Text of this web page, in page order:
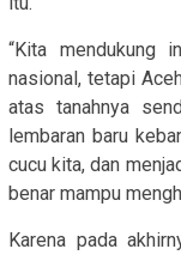
“Kita mendukung
nasional, tetapi
atas tanahnya
lembaran baru
cucu kita, dan
benar mampu
Karena pada